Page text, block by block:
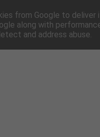
HOME NEWSLETTER
from Google to deliver
along with
and address abuse.